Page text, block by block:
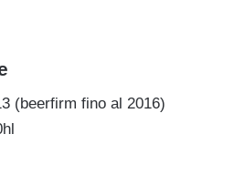
(beerfirm fino al 2016)